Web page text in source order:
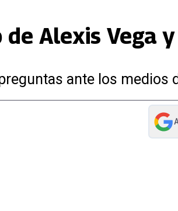
Alexis Vega
ante los medios
abre